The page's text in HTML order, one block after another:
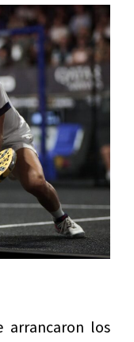
arrancaron los